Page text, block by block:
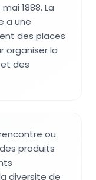
1888. La
a une
des places
organiser la
des
ou
produits
diversite de